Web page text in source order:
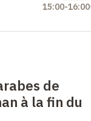
15:00-16:00
de
à la fin du